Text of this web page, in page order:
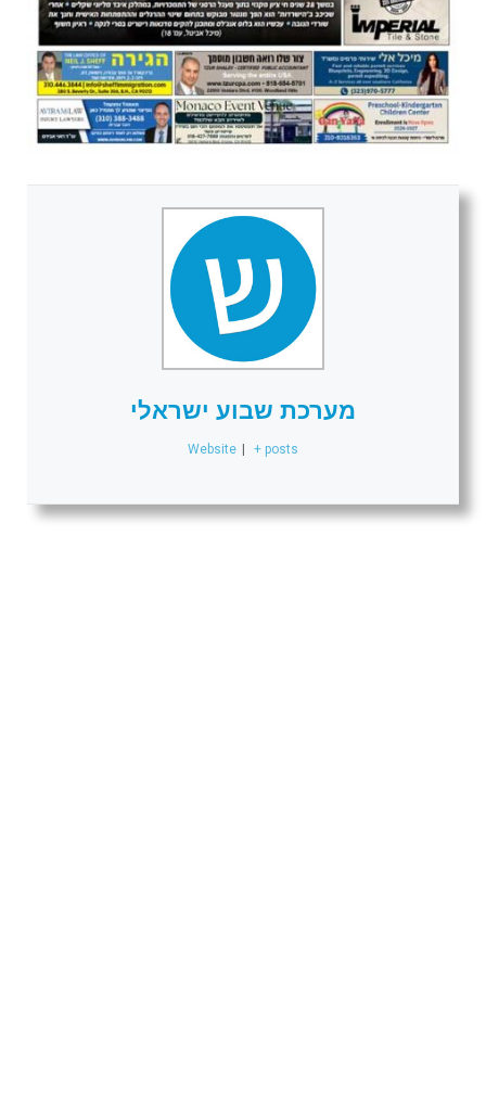
מערכת שבוע ישראלי
Website | + posts